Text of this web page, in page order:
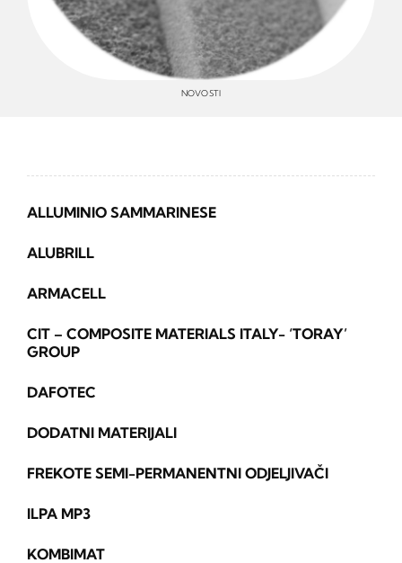
NOVOSTI
ALLUMINIO SAMMARINESE
ALUBRILL
ARMACELL
CIT – COMPOSITE MATERIALS ITALY- ‘TORAY’
GROUP
DAFOTEC
DODATNI MATERIJALI
FREKOTE SEMI-PERMANENTNI ODJELJIVAČI
ILPA MP3
KOMBIMAT